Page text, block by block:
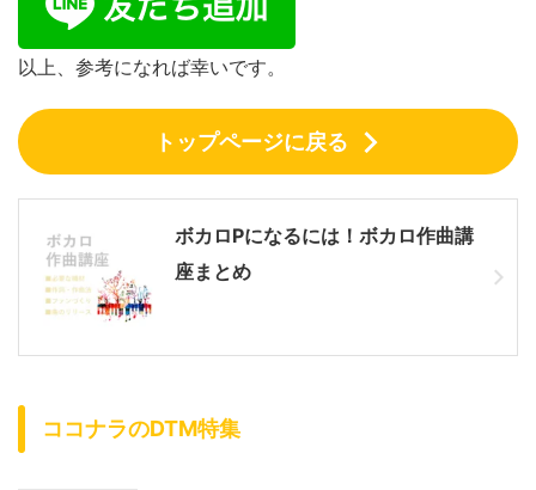
以上、参考になれば幸いです。
トップページに戻る
ボカロPになるには！ボカロ作曲講
座まとめ
ココナラのDTM特集